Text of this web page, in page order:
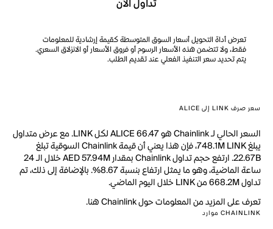
تداول الآن
تعرض أداة التحويل أسعار السوق المتوسطة كقيمة إرشادية للمعلومات
فقط، ولا تتضمن هذه الأسعار الرسوم أو فروق الأسعار أو الانزلاق السعري.
يتم تحديد سعر التنفيذ الفعلي عند تقديم الطلب.
سعر صرف LINK إلى ALICE
السعر الحالي لـ Chainlink هو ALICE 66.47 لكل LINK. مع عرض متداول
يبلغ 748.1M LINK، فإن هذا يعني أن قيمة Chainlink السوقية تبلغ
22.67B. ارتفع حجم تداول Chainlink بمقدار AED 57.94M خلال الـ 24
ساعة الماضية، وهو ما يمثل ارتفاع بنسبة 8.67%. بالإضافة إلى ذلك، تم
تداول 668.2M من LINK خلال اليوم الماضي.
تعرف على المزيد من المعلومات حول Chainlink هنا.
CHAINLINK موارد